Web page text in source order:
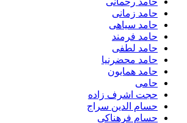
حامد زمانی
حامد سیاهی
حامد فرمند
حامد لطفی
حامد محضرنیا
حامد همایون
حامی
حجت اشرف زاده
حسام الدین سراج
حسام فرهناکی